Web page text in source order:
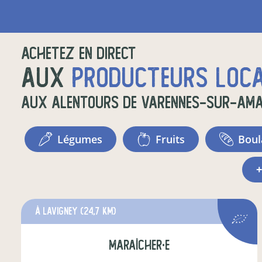
Achetez en direct
aux producteurs
aux alentours de Varennes-sur-
légumes fruits
à Lavigney (24,7 km)
maraîcher·e